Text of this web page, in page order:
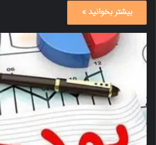
بیشتر بخوانید »